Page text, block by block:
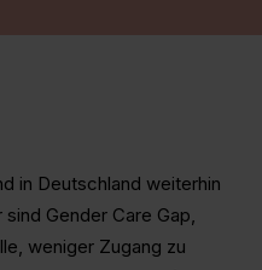
in Deutschland weiterhin
Gender Care Gap,
weniger Zugang zu